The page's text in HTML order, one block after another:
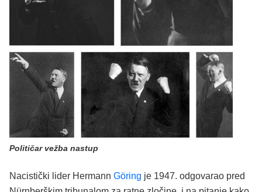
Političar vežba nastup
Nacistički lider Hermann Göring je 1947. odgovarao pred